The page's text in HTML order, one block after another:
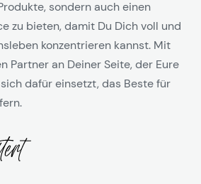
sondern auch einen
zu bieten, damit Du Dich voll und
konzentrieren kannst. Mit
Partner an Deiner Seite, der Eure
dafür einsetzt, das Beste für